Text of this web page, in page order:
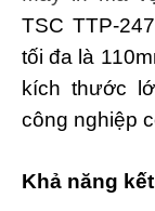
TSC TTP-
tối đa là
kích thước
công nghiệp
Khả năng